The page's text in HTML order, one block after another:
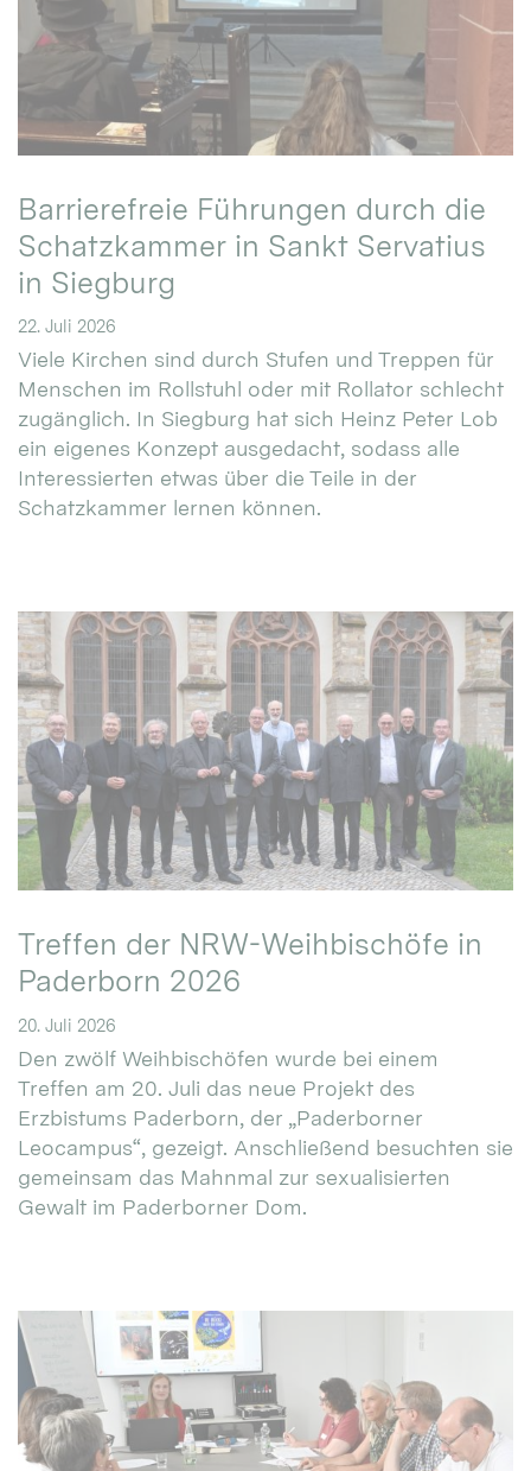
Barrierefreie Führungen durch die
Schatzkammer in Sankt Servatius
in Siegburg
22. Juli 2026
Viele Kirchen sind durch Stufen und Treppen für
Menschen im Rollstuhl oder mit Rollator schlecht
zugänglich. In Siegburg hat sich Heinz Peter Lob
ein eigenes Konzept ausgedacht, sodass alle
Interessierten etwas über die Teile in der
Schatzkammer lernen können.
Treffen der NRW-Weihbischöfe in
Paderborn 2026
20. Juli 2026
Den zwölf Weihbischöfen wurde bei einem
Treffen am 20. Juli das neue Projekt des
Erzbistums Paderborn, der „Paderborner
Leocampus“, gezeigt. Anschließend besuchten sie
gemeinsam das Mahnmal zur sexualisierten
Gewalt im Paderborner Dom.